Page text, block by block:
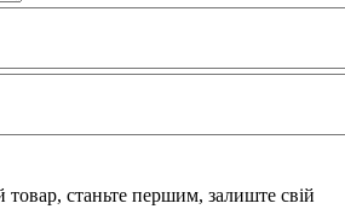
товар, станьте першим, залиште свій